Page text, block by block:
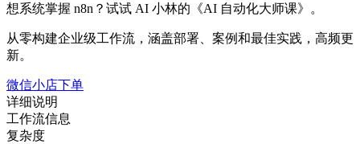
想系统掌握 n8n？试试 AI 小林的《AI 自动化大师课》。
从零构建企业级工作流，涵盖部署、案例和最佳实践，高频更
新。
微信小店下单
详细说明
工作流信息
复杂度